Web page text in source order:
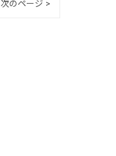
次のページ >